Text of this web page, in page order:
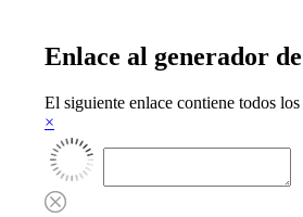
Enlace al generador
El siguiente enlace contiene todos
×